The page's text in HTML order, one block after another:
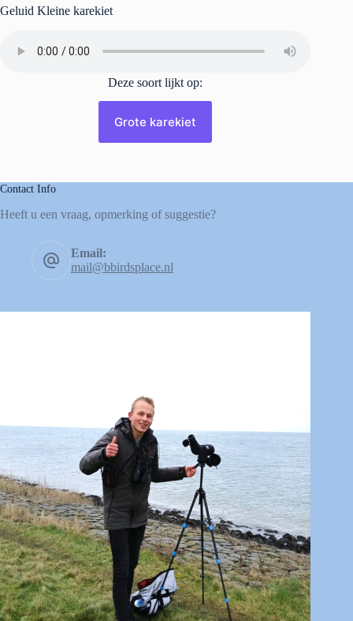
Geluid Kleine karekiet
Deze soort lijkt op:
Grote karekiet
Contact Info
Heeft u een vraag, opmerking of suggestie?
Email:
mail@bbirdsplace.nl